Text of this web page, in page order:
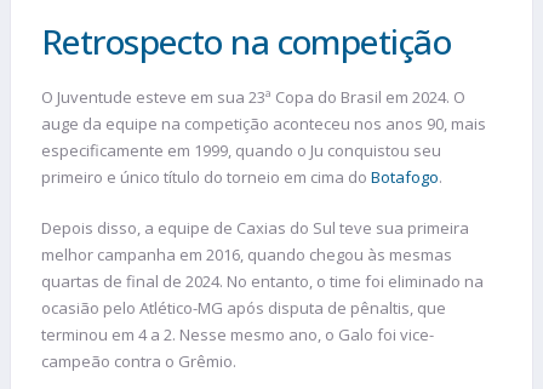
Retrospecto na competição
O Juventude esteve em sua 23ª Copa do Brasil em 2024. O
auge da equipe na competição aconteceu nos anos 90, mais
especificamente em 1999, quando o Ju conquistou seu
primeiro e único título do torneio em cima do Botafogo.
Depois disso, a equipe de Caxias do Sul teve sua primeira
melhor campanha em 2016, quando chegou às mesmas
quartas de final de 2024. No entanto, o time foi eliminado na
ocasião pelo Atlético-MG após disputa de pênaltis, que
terminou em 4 a 2. Nesse mesmo ano, o Galo foi vice-
campeão contra o Grêmio.